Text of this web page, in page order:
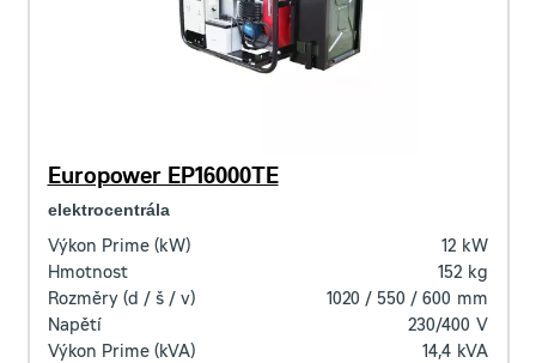
Europower EP16000TE
elektrocentrála
Výkon Prime (kW) 12 kW
Hmotnost
152 kg
Rozměry (d / š / v)
1020 / 550 / 600 mm
Napětí
230/400 V
Výkon Prime (kVA)
14,4 kVA